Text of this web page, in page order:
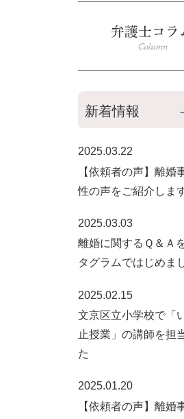
新着情報
2025.03.22
【依頼者の声】離婚
性の声をご紹介しま
2025.03.03
離婚に関するＱ＆Ａ
タグラムではじめま
2025.02.15
文京区立小学校で「
止授業」の講師を担
た
2025.01.20
【依頼者の声】離婚